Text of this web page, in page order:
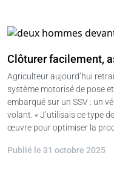
Clôturer facilement,
Agriculteur aujourd’hui
système motorisé de pose
embarqué sur un SSV : un
volant. « J’utilisais ce type
œuvre pour optimiser la
Publié le 31 octobre 2025